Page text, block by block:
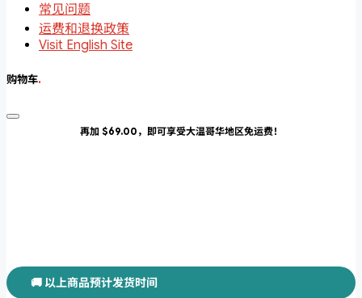
常见问题
运费和退换政策
Visit English Site
购物车.
再加 $69.00，即可享受大温哥华地区免运费！
🚚 以上商品预计发货时间